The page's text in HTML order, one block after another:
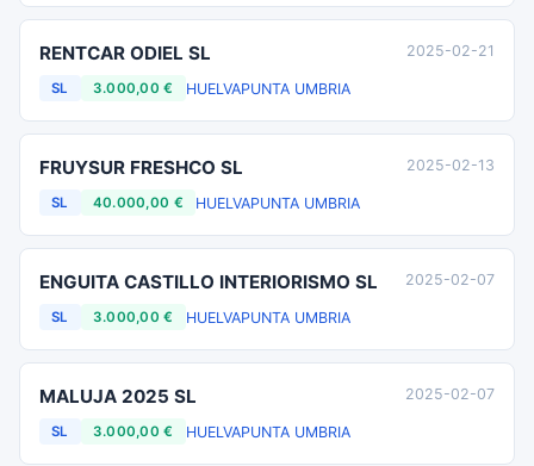
RENTCAR ODIEL SL
SL 3.000,00 € HUELVAPUNTA UMBRIA
2025-02-21
FRUYSUR FRESHCO SL
SL 40.000,00 € HUELVAPUNTA UMBRIA
2025-02-13
ENGUITA CASTILLO INTERIORISMO SL
SL 3.000,00 € HUELVAPUNTA UMBRIA
2025-02-07
MALUJA 2025 SL
SL 3.000,00 € HUELVAPUNTA UMBRIA
2025-02-07